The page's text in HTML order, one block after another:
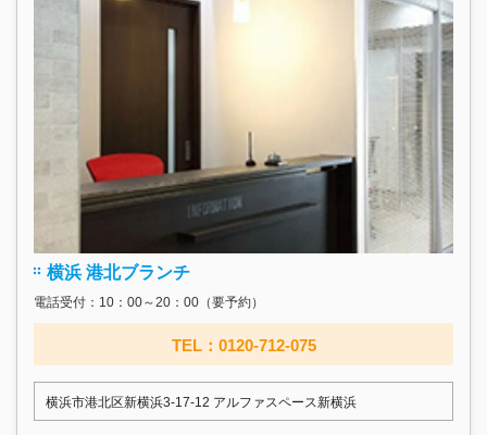
横浜 港北ブランチ
電話受付：10：00～20：00（要予約）
TEL：0120-712-075
横浜市港北区新横浜3-17‐12 アルファスペース新横浜